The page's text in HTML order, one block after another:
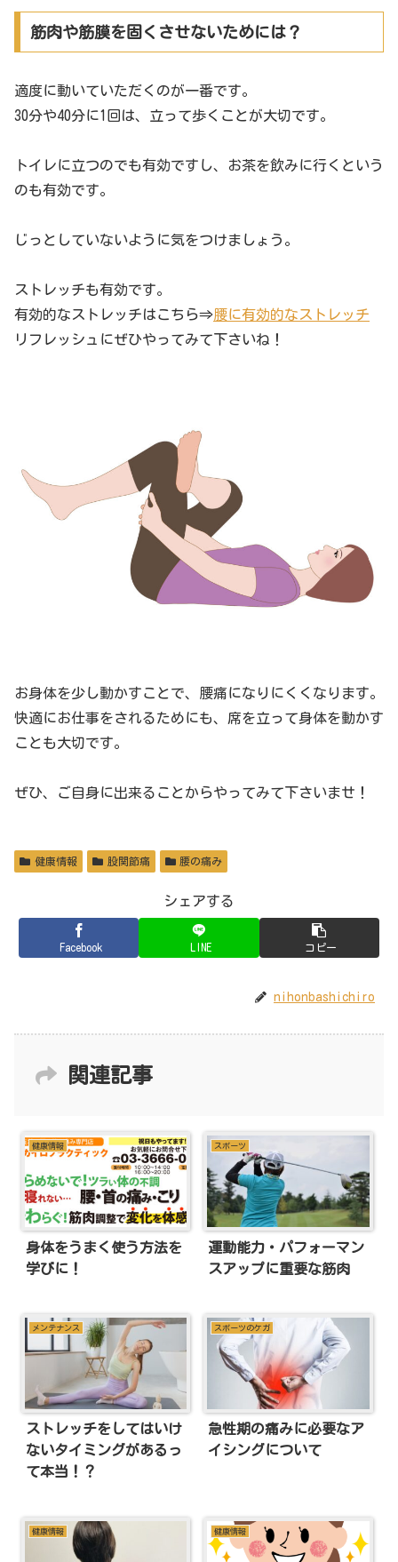
筋肉や筋膜を固くさせないためには？
適度に動いていただくのが一番です。
30分や40分に1回は、立って歩くことが大切です。
トイレに立つのでも有効ですし、お茶を飲みに行くという
のも有効です。
じっとしていないように気をつけましょう。
ストレッチも有効です。
有効的なストレッチはこちら⇒腰に有効的なストレッチ
リフレッシュにぜひやってみて下さいね！
お身体を少し動かすことで、腰痛になりにくくなります。
快適にお仕事をされるためにも、席を立って身体を動かす
ことも大切です。
ぜひ、ご自身に出来ることからやってみて下さいませ！
健康情報 股関節痛 腰の痛み
シェアする
Facebook LINE コピー
nihonbashichiro
関連記事
健康情報
身体をうまく使う方法を
学びに！
スポーツ
運動能力・パフォーマン
スアップに重要な筋肉
メンテナンス
ストレッチをしてはいけ
ないタイミングがあるっ
て本当！？
スポーツのケガ
急性期の痛みに必要なア
イシングについて
健康情報 健康情報